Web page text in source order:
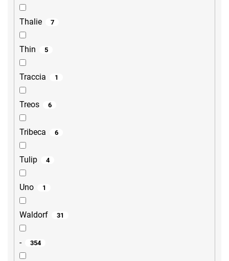
Thalie 7
Thin 5
Traccia 1
Treos 6
Tribeca 6
Tulip 4
Uno 1
Waldorf 31
- 354